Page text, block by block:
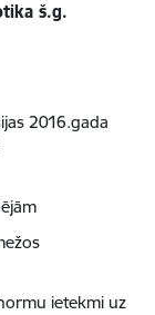
š.g.
2016.gada
ietekmi uz